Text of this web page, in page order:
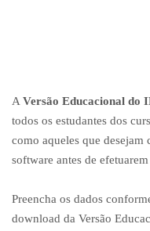
A Versão Educacional do
todos os estudantes dos
como aqueles que desejam
software antes de
Preencha os dados
download da Versão